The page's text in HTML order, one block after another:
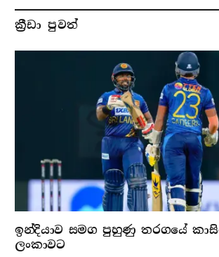
ක්‍රීඩා පුවත්
ඉන්දියාව සමග පුහුණු තරගයේ
ලංකාවට